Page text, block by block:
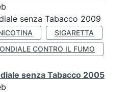
senza Tabacco 2009
SIGARETTA
CONTRO IL FUMO
senza Tabacco 2005